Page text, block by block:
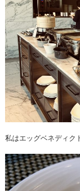
私はエッグベネディク